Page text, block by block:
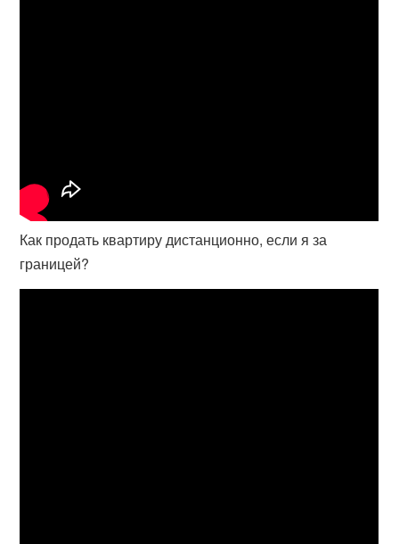
Как продать квартиру дистанционно, если я за
границей?